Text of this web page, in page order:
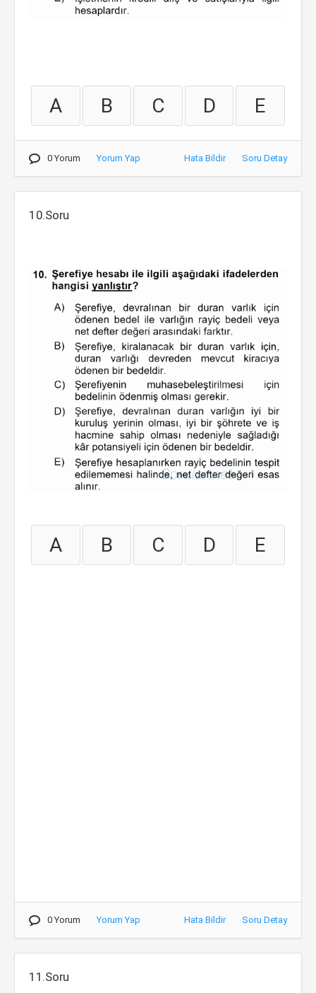
A B C D E
0 Yorum Yorum Yap Hata Bildir Soru Detay
10.Soru
A B C D E
0 Yorum Yorum Yap Hata Bildir Soru Detay
11.Soru